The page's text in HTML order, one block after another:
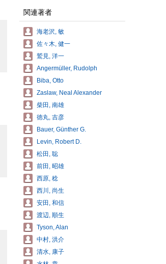
関連著者
海老沢, 敏
佐々木, 健一
鷲見, 洋一
Angermüller, Rudolph
Biba, Otto
Zaslaw, Neal Alexander
柴田, 南雄
徳丸, 吉彦
Bauer, Günther G.
Levin, Robert D.
松田, 聡
前田, 昭雄
西原, 稔
西川, 尚生
安田, 和信
渡辺, 順生
Tyson, Alan
中村, 洪介
清水, 康子